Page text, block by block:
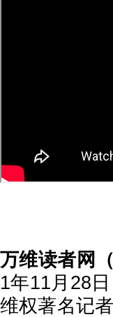
万维读者网
1年11月28
维权著名记